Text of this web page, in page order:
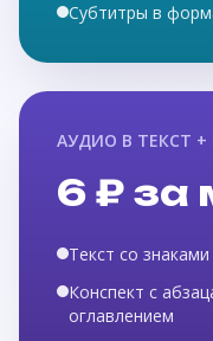
Субтитры в
АУДИО В ТЕКСТ +
6 ₽ за
Текст со
Конспект с
оглавлением